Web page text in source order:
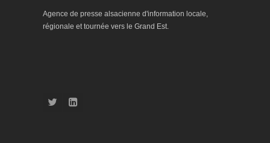
Agence de presse alsacienne d'information locale,
régionale et tournée vers le Grand Est.